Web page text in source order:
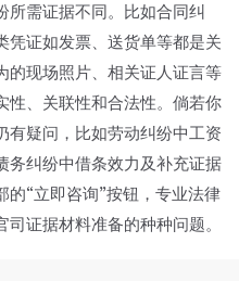
所需证据不同。比如合同纠
凭证如发票、送货单等都是关
的现场照片、相关证人证言等
性、关联性和合法性。倘若你
有疑问，比如劳动纠纷中工资
务纠纷中借条效力及补充证据
的“立即咨询”按钮，专业法律
证据材料准备的种种问题。